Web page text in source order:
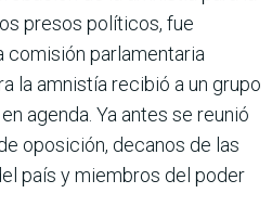
presos políticos, fue
comisión parlamentaria
la amnistía recibió a un grupo
agenda. Ya antes se reunió
oposición, decanos de las
país y miembros del poder